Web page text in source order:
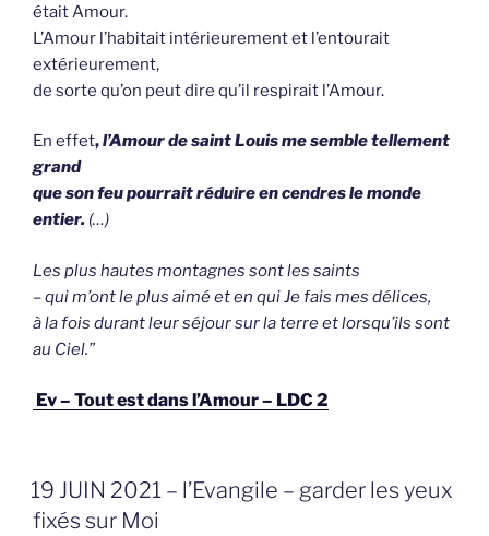
était Amour.
L’Amour l’habitait intérieurement et l’entourait
extérieurement,
de sorte qu’on peut dire qu’il respirait l’Amour.
En effet,l’Amour de saint Louis me semble tellement
grand
que son feu pourrait réduire en cendres le monde
entier. (…)
Les plus hautes montagnes sont les saints
– qui m’ont le plus aimé et en qui Je fais mes délices,
à la fois durant leur séjour sur la terre et lorsqu’ils sont
au Ciel.”
Ev – Tout est dans l’Amour – LDC 2
GEPLAATST
OP
19 JUIN 2021 – l’Evangile – garder les yeux
fixés sur Moi